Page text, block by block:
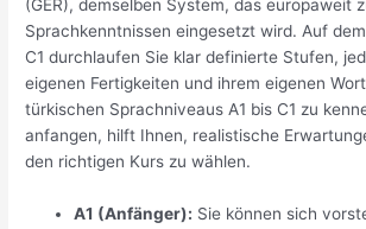
(GER), demselben System, das europaweit
Sprachkenntnissen eingesetzt wird. Auf
C1 durchlaufen Sie klar definierte Stufen,
eigenen Fertigkeiten und ihrem eigenen
türkischen Sprachniveaus A1 bis C1 zu
anfangen, hilft Ihnen, realistische
den richtigen Kurs zu wählen.
A1 (Anfänger): Sie können sich